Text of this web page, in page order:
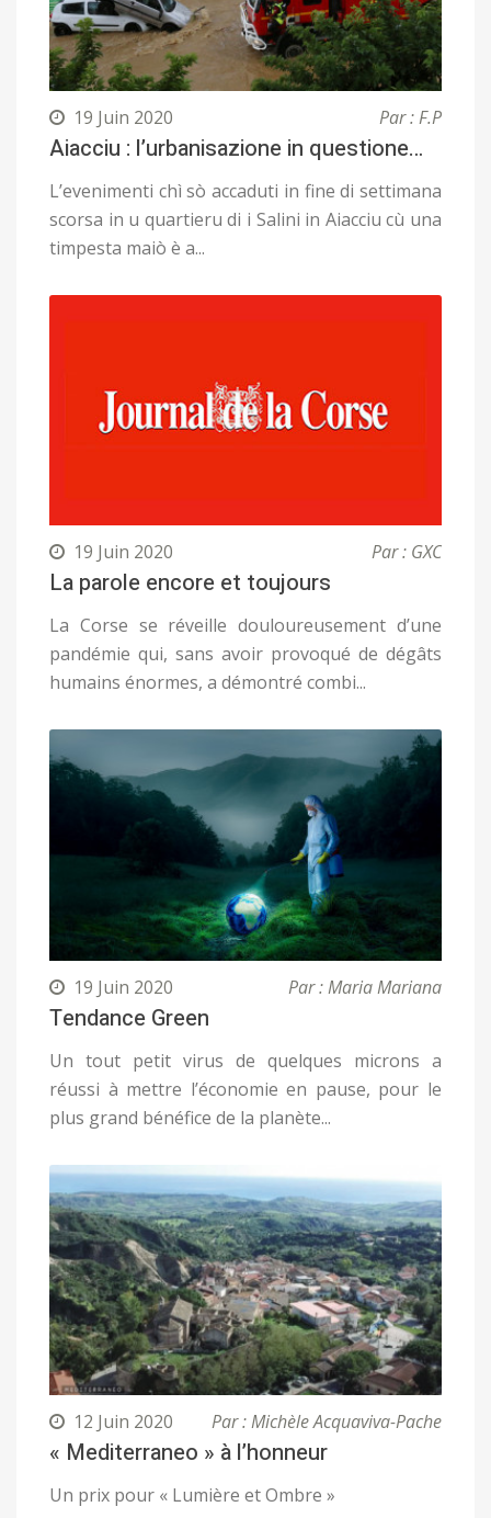
19 Juin 2020 Par : F.P
Aiacciu : l’urbanisazione in questione…
L’evenimenti chì sò accaduti in fine di settimana
scorsa in u quartieru di i Salini in Aiacciu cù una
timpesta maiò è a...
19 Juin 2020 Par : GXC
La parole encore et toujours
La Corse se réveille douloureusement d’une
pandémie qui, sans avoir provoqué de dégâts
humains énormes, a démontré combi...
19 Juin 2020 Par : Maria Mariana
Tendance Green
Un tout petit virus de quelques microns a
réussi à mettre l’économie en pause, pour le
plus grand bénéfice de la planète...
12 Juin 2020 Par : Michèle Acquaviva-Pache
« Mediterraneo » à l’honneur
Un prix pour « Lumière et Ombre »